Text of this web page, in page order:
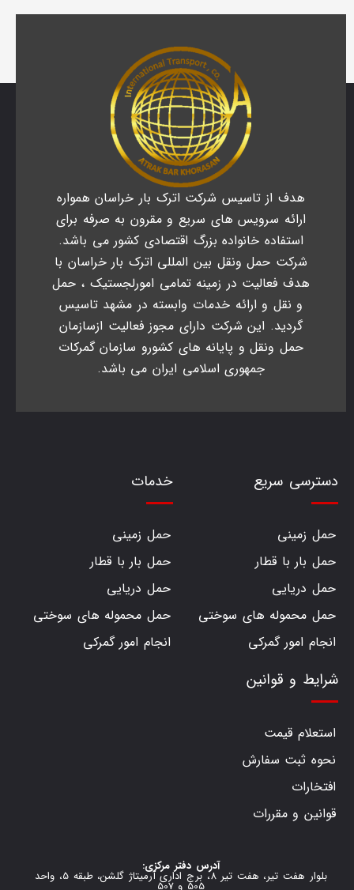
هدف از تاسیس شرکت اترک بار خراسان همواره
ارائه سرویس های سریع و مقرون به صرفه برای
استفاده خانواده بزرگ اقتصادی کشور می باشد.
شرکت حمل ونقل بین المللی اترک بار خراسان با
هدف فعالیت در زمینه تمامی امورلجستیک ، حمل
و نقل و ارائه خدمات وابسته در مشهد تاسیس
گردید. این شرکت دارای مجوز فعالیت ازسازمان
حمل ونقل و پایانه های کشورو سازمان گمرکات
جمهوری اسلامی ایران می باشد.
دسترسی سریع
حمل زمینی
حمل بار با قطار
حمل دریایی
حمل محموله های سوختی
انجام امور گمرکی
خدمات
حمل زمینی
حمل بار با قطار
حمل دریایی
حمل محموله های سوختی
انجام امور گمرکی
شرایط و قوانین
استعلام قیمت
نحوه ثبت سفارش
افتخارات
قوانین و مقررات
آدرس دفتر مرکزی:
بلوار هفت تیر، هفت تیر 8، برج اداری آرمیتاژ گلشن، طبقه 5، واحد